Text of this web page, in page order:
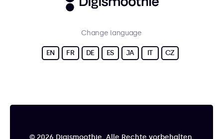
Change language
EN FR DE ES JA IT CZ
© 2026 Digismoothie. Alle Rechte vorbehalten.